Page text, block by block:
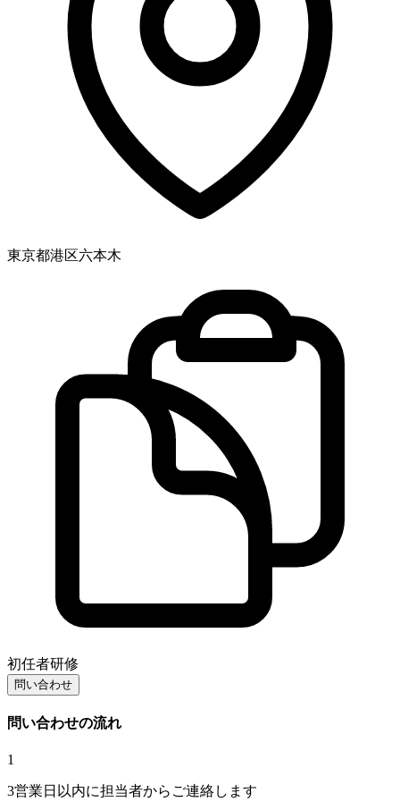
東京都港区六本木
初任者研修
問い合わせ
問い合わせの流れ
1
3営業日以内に担当者からご連絡します